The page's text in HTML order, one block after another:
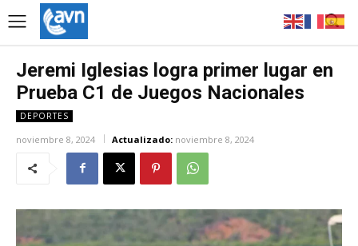
Jeremi Iglesias logra primer lugar en
Prueba C1 de Juegos Nacionales
DEPORTES
noviembre 8, 2024 Actualizado: noviembre 8, 2024